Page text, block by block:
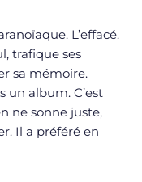
L’effacé.
trafique ses
sa mémoire.
un album. C’est
ne sonne juste,
Il a préféré en